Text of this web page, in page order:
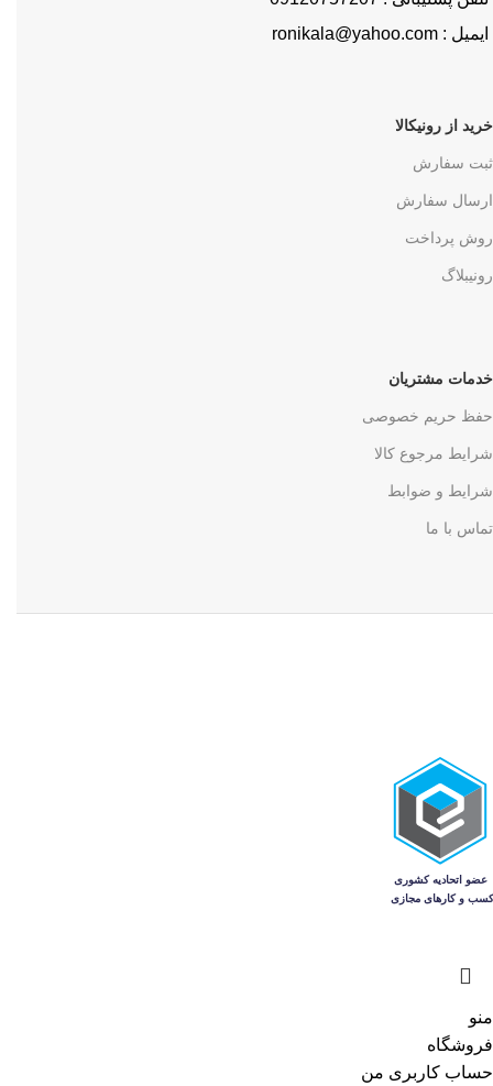
ایمیل : ronikala@yahoo.com
خرید از رونیکالا
ثبت سفارش
ارسال سفارش
روش پرداخت
رونیبلاگ
خدمات مشتریان
حفظ حریم خصوصی
شرایط مرجوع کالا
شرایط و ضوابط
تماس با ما
منو
فروشگاه
حساب کاربری من